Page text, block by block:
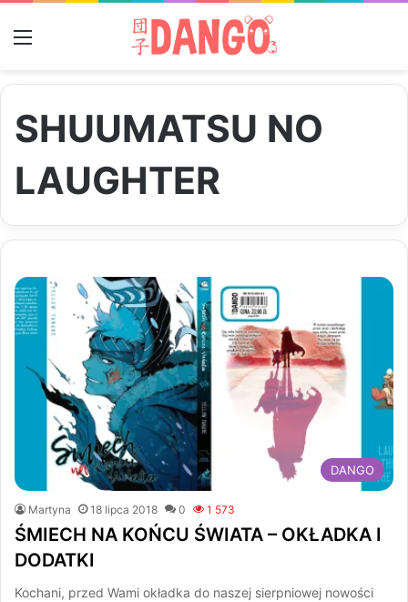
SHUUMATSU NO
LAUGHTER
DANGO
Martyna 18 lipca 2018 0 1 573
ŚMIECH NA KOŃCU ŚWIATA – OKŁADKA I
DODATKI
Kochani, przed Wami okładka do naszej sierpniowej nowości